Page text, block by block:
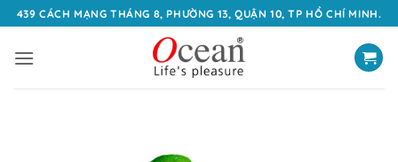
qua
nội
439 CÁCH MẠNG THÁNG 8, PHƯỜNG 13, QUẬN 10, TP HỒ CHÍ MINH.